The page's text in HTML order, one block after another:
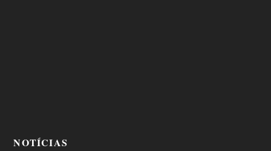
NOTÍCIAS